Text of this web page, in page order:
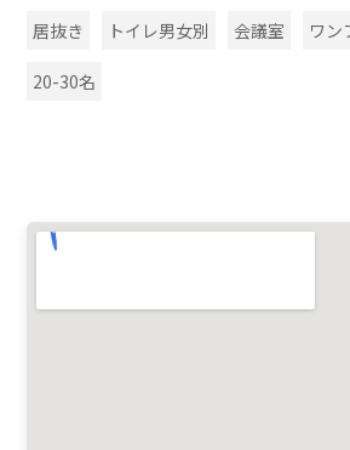
居抜き トイレ男女別 会議室 ワン
20-30名